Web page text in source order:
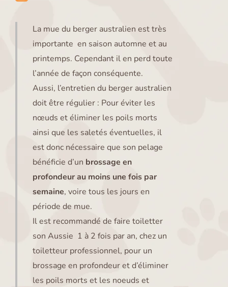
La mue du berger australien est très
importante en saison automne et au
printemps. Cependant il en perd toute
l’année de façon conséquente.
Aussi, l’entretien du berger australien
doit être régulier : Pour éviter les
nœuds et éliminer les poils morts
ainsi que les saletés éventuelles, il
est donc nécessaire que son pelage
bénéficie d’un brossage en
profondeur au moins une fois par
semaine, voire tous les jours en
période de mue.
Il est recommandé de faire toiletter
son Aussie 1 à 2 fois par an, chez un
toiletteur professionnel, pour un
brossage en profondeur et d’éliminer
les poils morts et les noeuds et